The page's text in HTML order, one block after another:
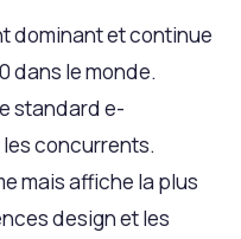
dominant et continue
dans le monde.
standard e-
concurrents.
mais affiche la plus
design et les